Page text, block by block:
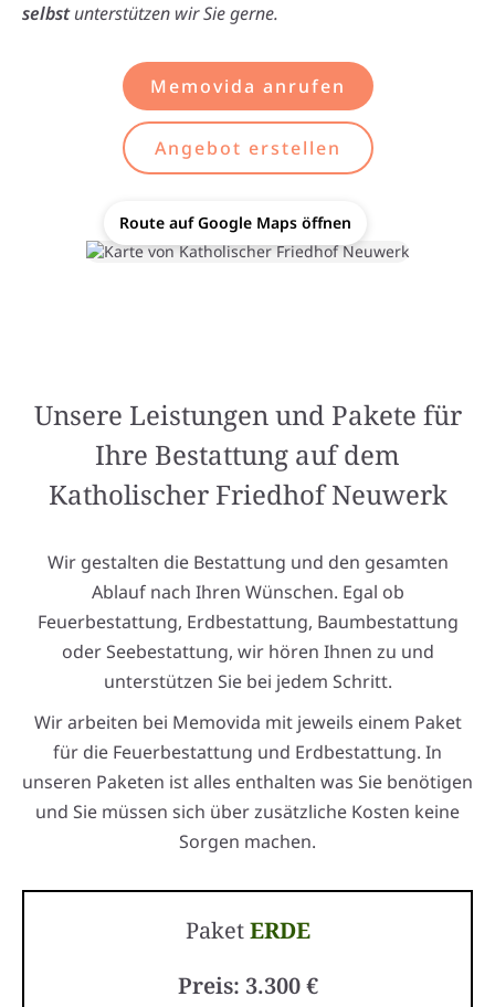
selbstunterstützen wir Sie gerne.
Memovida anrufen
Angebot erstellen
Route auf Google Maps öffnen
Unsere Leistungen und Pakete für
Ihre Bestattung auf dem
Katholischer Friedhof Neuwerk
Wir gestalten die Bestattung und den gesamten
Ablauf nach Ihren Wünschen. Egal ob
Feuerbestattung, Erdbestattung, Baumbestattung
oder Seebestattung, wir hören Ihnen zu und
unterstützen Sie bei jedem Schritt.
Wir arbeiten bei Memovida mit jeweils einem Paket
für die Feuerbestattung und Erdbestattung. In
unseren Paketen ist alles enthalten was Sie benötigen
und Sie müssen sich über zusätzliche Kosten keine
Sorgen machen.
PaketERDE
Preis: 3.300 €